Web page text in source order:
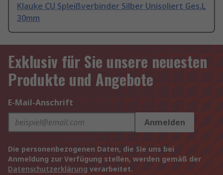
Klauke CU Spleißverbinder Silber Unisoliert Ges.L
30mm
Exklusiv für Sie unsere neuesten
Produkte und Angebote
E-Mail-Anschrift
Anmelden
Die personenbezogenen Daten, die Sie uns bei
Anmeldung zur Verfügung stellen, werden gemäß der
Datenschutzerklärung verarbeitet.